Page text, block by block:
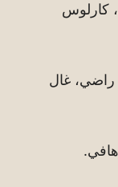
كارلوس
غال